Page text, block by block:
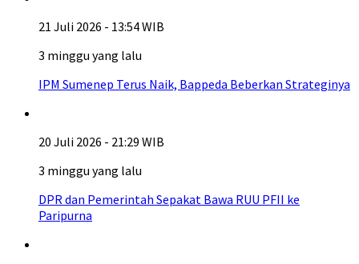
21 Juli 2026 - 13:54 WIB
3 minggu yang lalu
IPM Sumenep Terus Naik, Bappeda Beberkan Strateginya
20 Juli 2026 - 21:29 WIB
3 minggu yang lalu
DPR dan Pemerintah Sepakat Bawa RUU PFII ke
Paripurna